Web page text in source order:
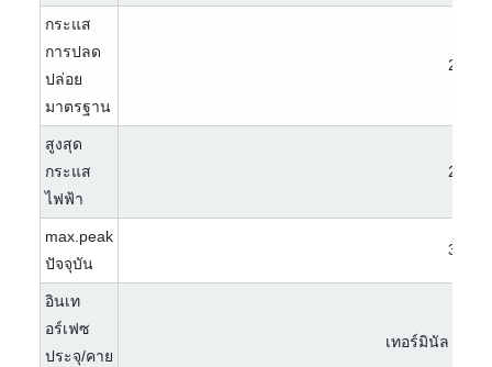
กระแส
การปลด
ปล่อย
มาตรฐาน
200A
สูงสุด
กระแส
ไฟฟ้า
200A
max.peak
ปัจจุบัน
300A
อินเท
อร์เฟซ
ประจุ/คาย
เทอร์มินัล M8 (